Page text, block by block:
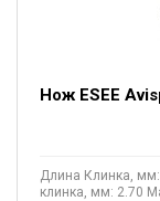
Нож ESEE
Длина Клинка,
клинка, мм: 2.70